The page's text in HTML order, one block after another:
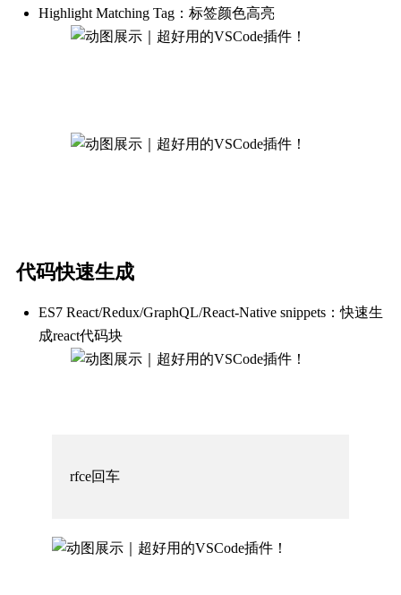
Highlight Matching Tag：标签颜色高亮
代码快速生成
ES7 React/Redux/GraphQL/React-Native snippets：快速生
成react代码块
rfce回车